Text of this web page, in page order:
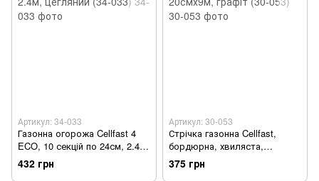
Артикул: 34-033
Газонна огорожа Cellfast 4
ECO, 10 секцій по 24см, 2.4м,
цегляний (34-033)
432 грн
Артикул: 30-053
Стрічка газонна Cellfast,
бордюрна, хвиляста,
20смх9м, графіт (30-053)
375 грн